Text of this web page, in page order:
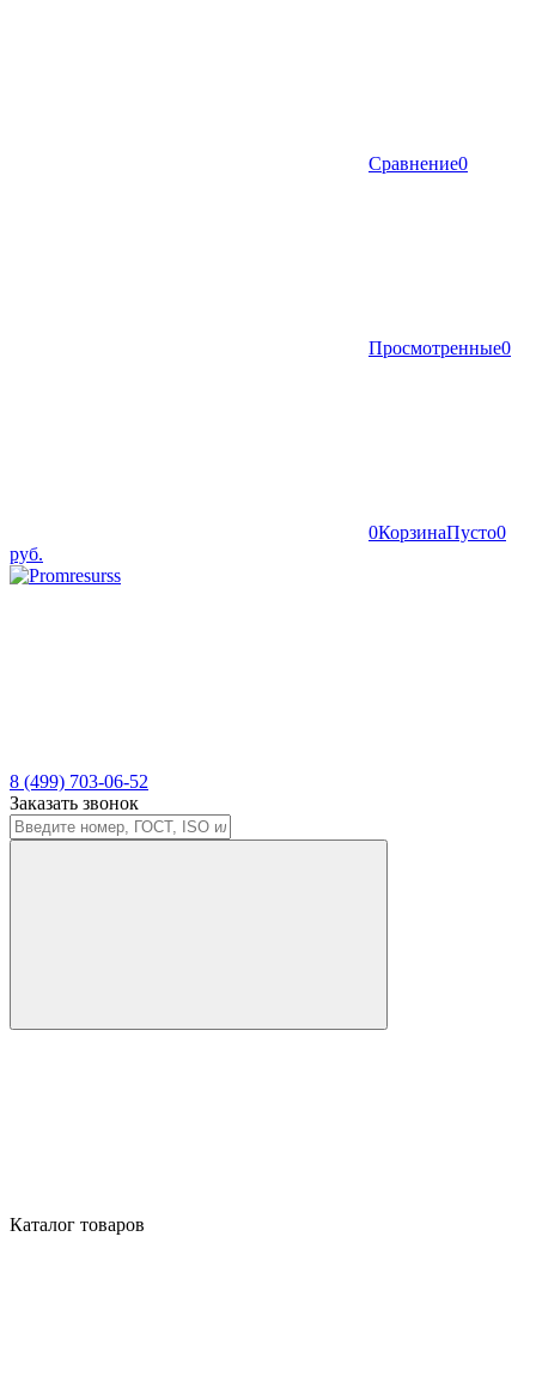
Сравнение0
Просмотренные0
0КорзинаПусто0
руб.
8 (499) 703-06-52
Заказать звонок
Каталог товаров